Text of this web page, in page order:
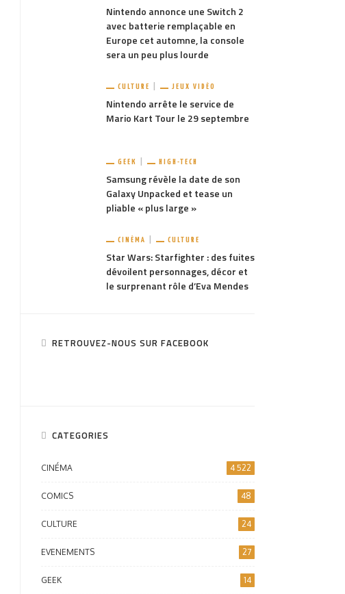
Nintendo annonce une Switch 2
avec batterie remplaçable en
Europe cet automne, la console
sera un peu plus lourde
CULTURE JEUX VIDÉO
Nintendo arrête le service de
Mario Kart Tour le 29 septembre
GEEK HIGH-TECH
Samsung révèle la date de son
Galaxy Unpacked et tease un
pliable « plus large »
CINÉMA CULTURE
Star Wars: Starfighter : des fuites
dévoilent personnages, décor et
le surprenant rôle d’Eva Mendes
RETROUVEZ-NOUS SUR FACEBOOK
CATEGORIES
CINÉMA 4 522
COMICS 48
CULTURE 24
EVENEMENTS 27
GEEK 14